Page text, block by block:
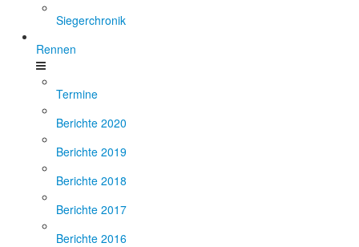
Siegerchronik
Rennen
Termine
Berichte 2020
Berichte 2019
Berichte 2018
Berichte 2017
Berichte 2016